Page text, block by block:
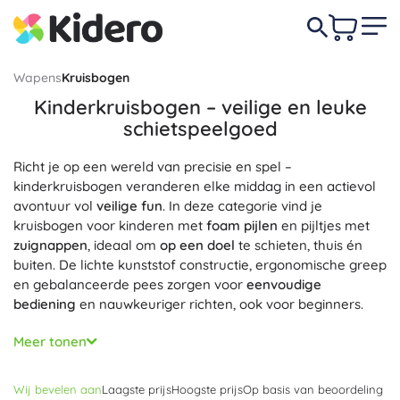
WapensKruisbogen
Kinderkruisbogen – veilige en leuke
schietspeelgoed
Richt je op een wereld van precisie en spel –
kinderkruisbogen veranderen elke middag in een actievol
avontuur vol veilige fun. In deze categorie vind je
kruisbogen voor kinderen met foam pijlen en pijltjes met
zuignappen, ideaal om op een doel te schieten, thuis én
buiten. De lichte kunststof constructie, ergonomische greep
en gebalanceerde pees zorgen voor eenvoudige
bediening en nauwkeuriger richten, ook voor beginners.
Elke kinderkruisboog is ontworpen met focus op
zachte projectielen, beperkte reikwijdte en betrouwbare
modellen met eenvoudig laden, verstelbaar vizier en sets
Meer tonen
Wij bevelen aanLaagste prijsHoogste prijsOp basis van beoordeling